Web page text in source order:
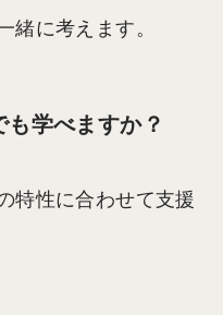
緒に考えます。
学べますか？
特性に合わせて支援